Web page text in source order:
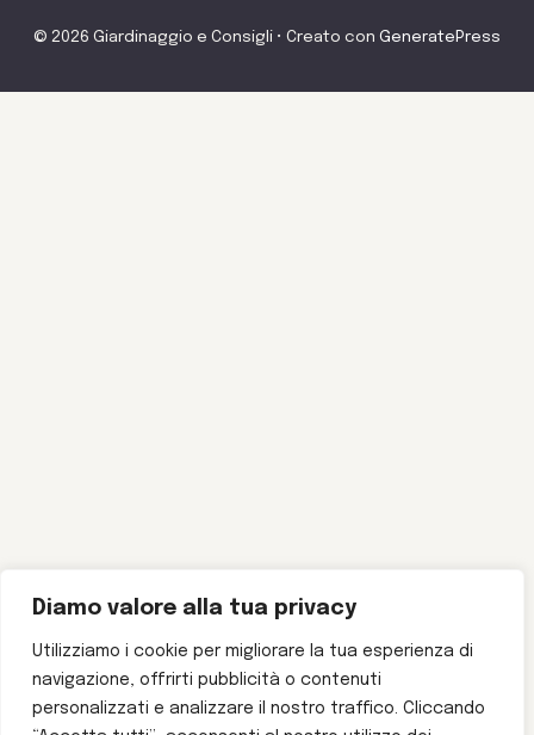
Diamo valore alla tua privacy
Utilizziamo i cookie per migliorare la tua esperienza di
navigazione, offrirti pubblicità o contenuti
personalizzati e analizzare il nostro traffico. Cliccando
© 2026 Giardinaggio e Consigli • Creato con GeneratePress